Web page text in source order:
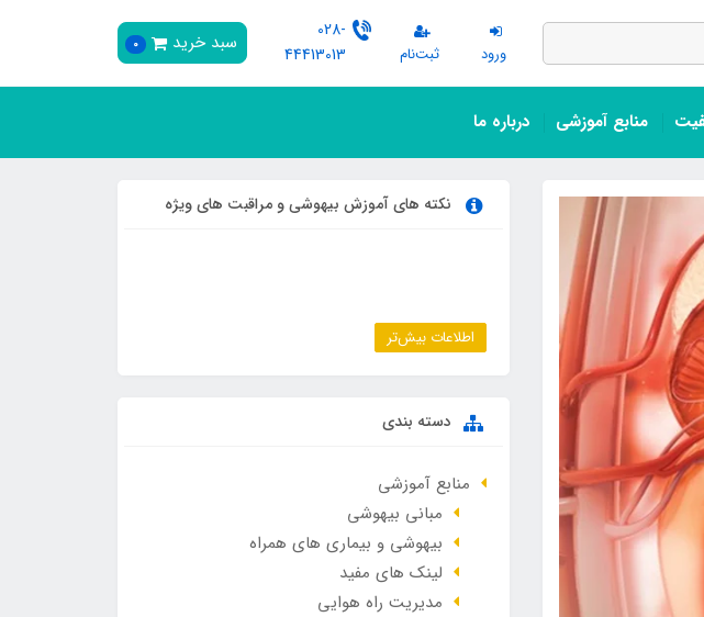
ورود ثبت‌نام
028-
44413013
سبد خرید 0
منابع آموزشی درباره ما
نکته های آموزش بیهوشی و مراقبت های ویژه
اطلاعات بیش‌تر
دسته بندی
منابع آموزشی
مبانی بیهوشی
بیهوشی و بیماری های همراه
لینک های مفید
مدیریت راه هوایی